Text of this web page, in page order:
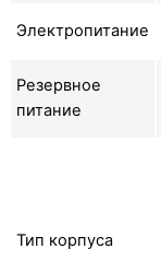
Электропитание
Резервное
питание
Тип корпуса